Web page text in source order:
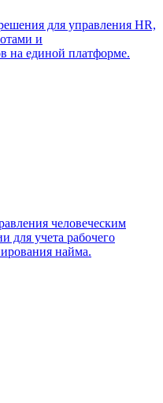
для управления HR,
и
на единой платформе.
человеческим
для учета рабочего
найма.